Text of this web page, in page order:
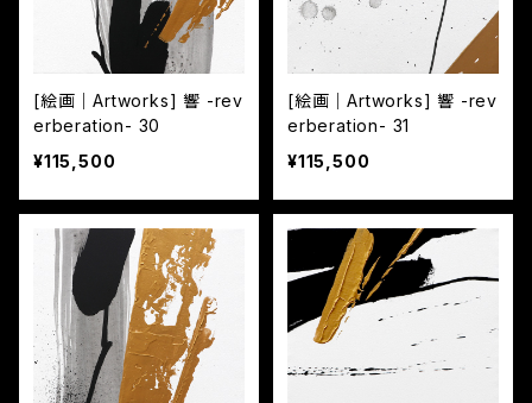
[絵画｜Artworks] 響 -rev
erberation- 30
¥115,500
[絵画｜Artworks] 響 -rev
erberation- 31
¥115,500